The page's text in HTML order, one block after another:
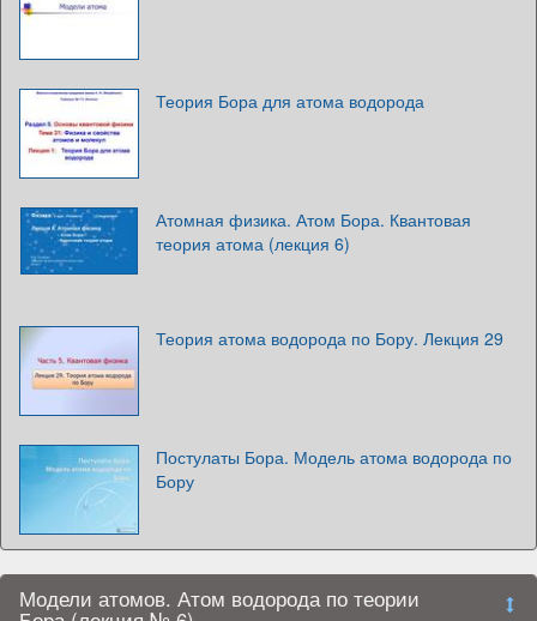
Теория Бора для атома водорода
Атомная физика. Атом Бора. Квантовая
теория атома (лекция 6)
Теория атома водорода по Бору. Лекция 29
Постулаты Бора. Модель атома водорода по
Бору
Модели атомов. Атом водорода по теории